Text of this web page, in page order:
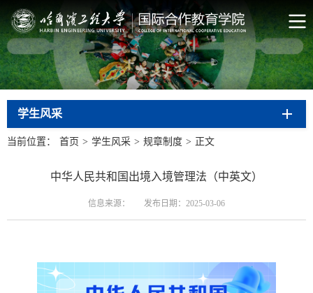
学生风采
当前位置： 首页 > 学生风采 > 规章制度 > 正文
中华人民共和国出境入境管理法（中英文）
信息来源： 发布日期：2025-03-06